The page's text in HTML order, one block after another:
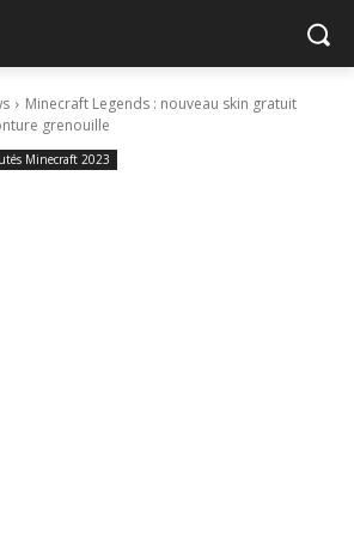
Minecraft Legends : nouveau skin gratuit
grenouille
Minecraft 2023